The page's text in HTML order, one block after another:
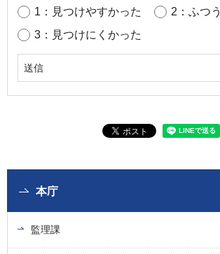
1：見つけやすかった
2：ふつう
3：見つけにくかった
本庁
監理課